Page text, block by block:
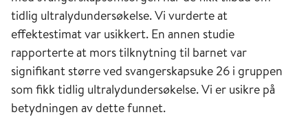
tidlig ultralydundersøkelse. Vi vurderte at
effektestimat var usikkert. En annen studie
rapporterte at mors tilknytning til barnet var
signifikant større ved svangerskapsuke 26 i gruppen
som fikk tidlig ultralydundersøkelse. Vi er usikre på
betydningen av dette funnet.